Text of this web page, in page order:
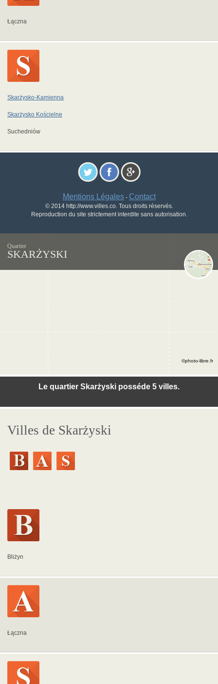
Łączna
Skarżysko-Kamienna
Skarżysko Kościelne
Suchedniów
Mentions Légales- Contact
© 2014 http://www.villes.co. Tous droits réservés.
Reproduction du site strictement interdite sans autorisation.
Quartier
SKARŻYSKI
Le quartier Skarżyski posséde 5 villes.
©photo-libre.fr
Villes de Skarżyski
Bliżyn
Łączna